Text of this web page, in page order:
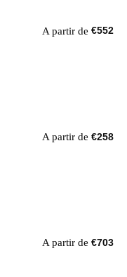
A partir de €552
A partir de €258
A partir de €703